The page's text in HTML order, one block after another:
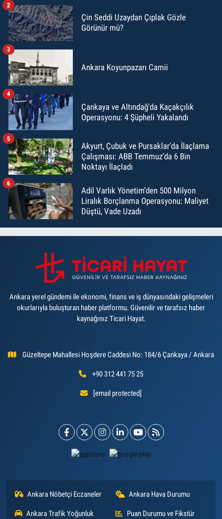
Çin Seddi Uzaydan Çıplak Gözle
Görünür mü?
2
Ankara Koyunpazarı Camii
3
Çankaya ve Altındağ'da Kaçakçılık
Operasyonu: 4 Şüpheli Yakalandı
4
Akyurt, Çubuk ve Pursaklar’da İlaçlama
Çalışması: ABB Temmuz’da 6 Bin
Noktayı İlaçladı
5
Adil Varlık Yönetim’den 500 Milyon
Liralık Borçlanma Operasyonu: Maliyet
Düştü, Vade Uzadı
6
Ankara yerel gündemi ile ekonomi, finans ve iş dünyasındaki gelişmeleri
okurlarıyla buluşturan haber platformu. Güvenilir ve tarafsız haber
kaynağınız Ticari Hayat.
Güzeltepe Mahallesi Hoşdere Caddesi No: 184/6 Çankaya / Ankara
+90 312 441 75 25
[email protected]
Ankara Nöbetçi Eczaneler Ankara Hava Durumu
Ankara Trafik Yoğunluk Puan Durumu ve Fikstür